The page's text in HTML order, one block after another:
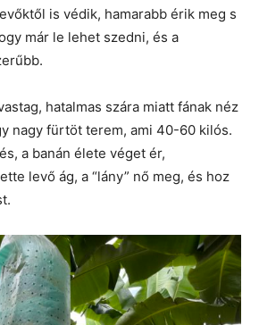
is védik, hamarabb érik meg s
már le lehet szedni, és a
hatalmas szára miatt fának néz
nagy fürtöt terem, ami 40-60 kilós.
a banán élete véget ér,
levő ág, a “lány” nő meg, és hoz